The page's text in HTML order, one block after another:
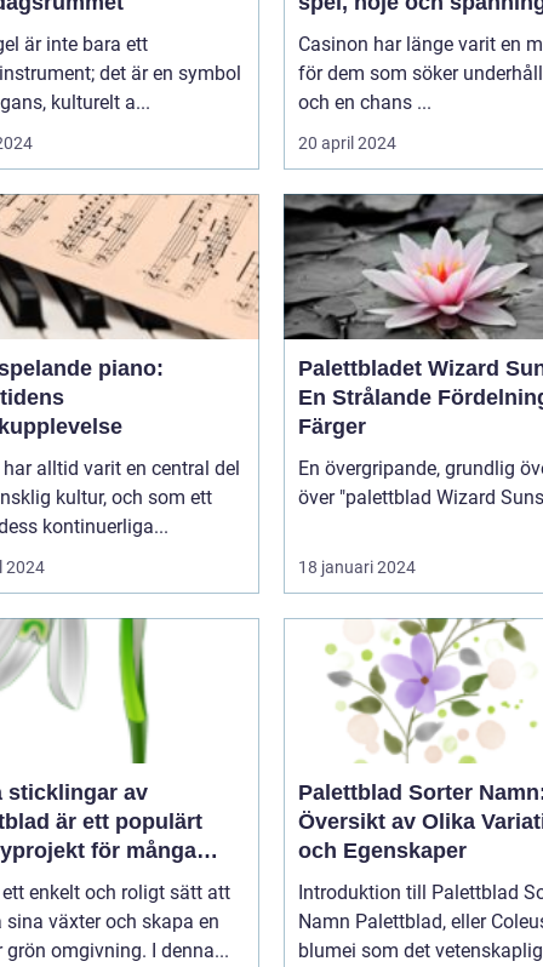
är inte bara ett
det är en symbol
kulturelt a...
Casinon har länge varit en
för dem som söker
och en chans ...
20 april 2024
piano:
alltid varit en central del
kultur, och som ett
kontinuerliga...
2024
Palettbladet Wizard
En Strålande
Färger
En övergripande, grundlig
18 januari 2024
sticklingar av
är ett populärt
för många
enkelt och roligt sätt att
sina växter och skapa en
grön omgivning. I denna...
Palettblad Sorter
Översikt av Olika
och Egenskaper
Introduktion till Palettblad
Namn Palettblad, eller Coleus
blumei som det